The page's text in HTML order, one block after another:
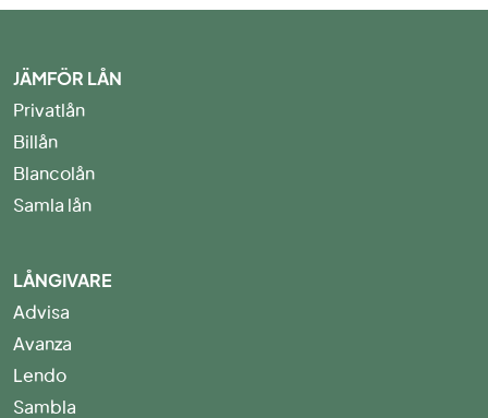
JÄMFÖR LÅN
Privatlån
Billån
Blancolån
Samla lån
LÅNGIVARE
Advisa
Avanza
Lendo
Sambla